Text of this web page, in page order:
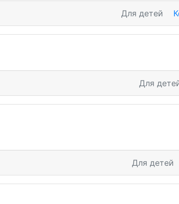
Для детей
Для
Для детей